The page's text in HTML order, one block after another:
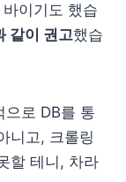
이기도 했습
같이 권고했습
으로 DB를 통
니고, 크롤링
할 테니, 차라